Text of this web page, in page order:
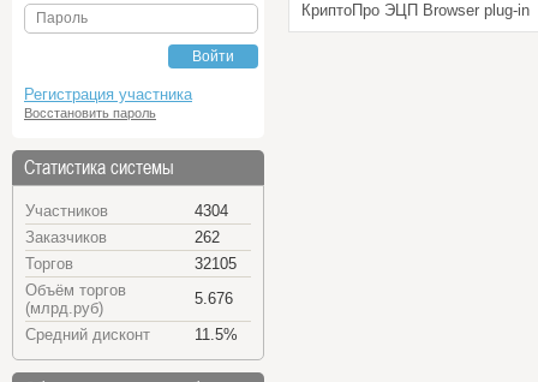
Пароль
Войти
Регистрация участника
Восстановить пароль
Статистика системы
Участников
4304
Заказчиков
262
Торгов
32105
Объём торгов
(млрд.руб)
5.676
Средний дисконт
11.5%
КриптоПро ЭЦП Browser plug-in